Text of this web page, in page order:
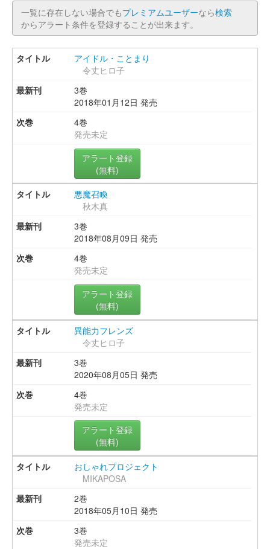
一覧に存在しない場合でもプレミアムユーザーなら検索
からアラート条件を登録することが出来ます。
アイドル・ことまり
令丈ヒロ子
3巻
2018年01月12日 発売
4巻
発売未定
アラート登録
(無料)
悪魔召喚
秋木真
3巻
2018年08月09日 発売
4巻
発売未定
アラート登録
(無料)
異能力フレンズ
令丈ヒロ子
3巻
2020年08月05日 発売
4巻
発売未定
アラート登録
(無料)
おしゃれプロジェクト
MIKAPOSA
2巻
2018年05月10日 発売
3巻
発売未定